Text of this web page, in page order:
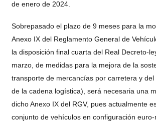
de enero de 2024.
Sobrepasado el plazo de 9 meses para la
Anexo IX del Reglamento General de
la disposición final cuarta del Real Decreto-
marzo, de medidas para la mejora de la
transporte de mercancías por carretera y
de la cadena logística), será necesaria una
dicho Anexo IX del RGV, pues actualmente
conjunto de vehículos en configuración euro-